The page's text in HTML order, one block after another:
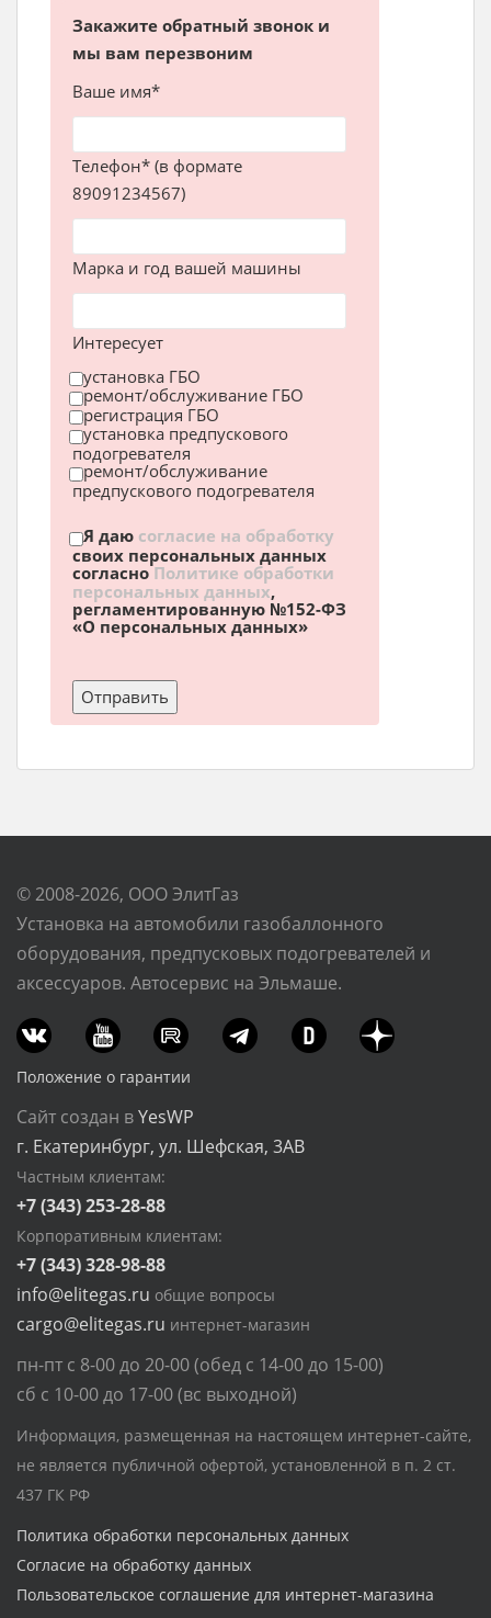
Закажите обратный звонок и
мы вам перезвоним
Ваше имя*
Телефон* (в формате
89091234567)
Марка и год вашей машины
Интересует
установка ГБО
ремонт/обслуживание ГБО
регистрация ГБО
установка предпускового
подогревателя
ремонт/обслуживание
предпускового подогревателя
Я даю согласие на обработку
своих персональных данных
согласноПолитике обработки
персональных данных,
регламентированную №152-ФЗ
«О персональных данных»
© 2008-2026, ООО ЭлитГаз
Установка на автомобили газобаллонного
оборудования, предпусковых подогревателей и
аксессуаров. Автосервис на Эльмаше.
Положение о гарантии
Сайт создан вYesWP
г. Екатеринбург, ул. Шефская, 3АВ
Частным клиентам:
+7 (343) 253-28-88
Корпоративным клиентам:
+7 (343) 328-98-88
info@elitegas.ru общие вопросы
cargo@elitegas.ru интернет-магазин
пн-пт с 8-00 до 20-00 (обед с 14-00 до 15-00)
сб с 10-00 до 17-00 (вс выходной)
Информация, размещенная на настоящем интернет-сайте,
не является публичной офертой, установленной в п. 2 ст.
437 ГК РФ
Политика обработки персональных данных
Согласие на обработку данных
Пользовательское соглашение для интернет-магазина